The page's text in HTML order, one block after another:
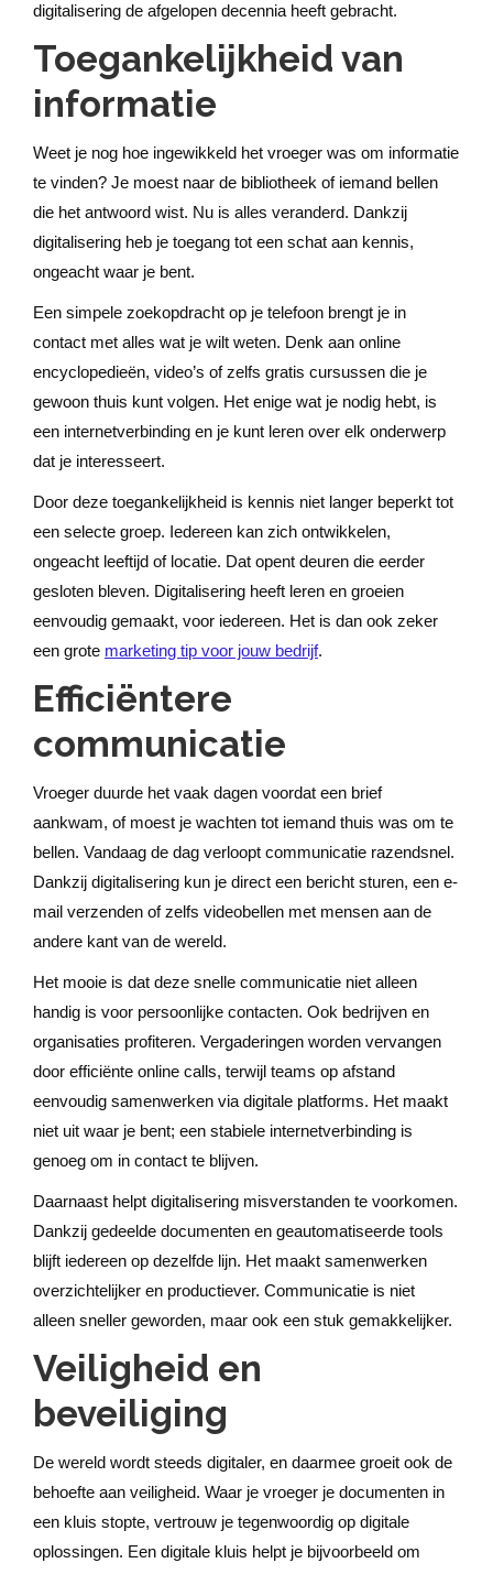
digitalisering de afgelopen decennia heeft gebracht.
Toegankelijkheid van
informatie
Weet je nog hoe ingewikkeld het vroeger was om informatie
te vinden? Je moest naar de bibliotheek of iemand bellen
die het antwoord wist. Nu is alles veranderd. Dankzij
digitalisering heb je toegang tot een schat aan kennis,
ongeacht waar je bent.
Een simpele zoekopdracht op je telefoon brengt je in
contact met alles wat je wilt weten. Denk aan online
encyclopedieën, video’s of zelfs gratis cursussen die je
gewoon thuis kunt volgen. Het enige wat je nodig hebt, is
een internetverbinding en je kunt leren over elk onderwerp
dat je interesseert.
Door deze toegankelijkheid is kennis niet langer beperkt tot
een selecte groep. Iedereen kan zich ontwikkelen,
ongeacht leeftijd of locatie. Dat opent deuren die eerder
gesloten bleven. Digitalisering heeft leren en groeien
eenvoudig gemaakt, voor iedereen. Het is dan ook zeker
een grote marketing tip voor jouw bedrijf.
Efficiëntere
communicatie
Vroeger duurde het vaak dagen voordat een brief
aankwam, of moest je wachten tot iemand thuis was om te
bellen. Vandaag de dag verloopt communicatie razendsnel.
Dankzij digitalisering kun je direct een bericht sturen, een e-
mail verzenden of zelfs videobellen met mensen aan de
andere kant van de wereld.
Het mooie is dat deze snelle communicatie niet alleen
handig is voor persoonlijke contacten. Ook bedrijven en
organisaties profiteren. Vergaderingen worden vervangen
door efficiënte online calls, terwijl teams op afstand
eenvoudig samenwerken via digitale platforms. Het maakt
niet uit waar je bent; een stabiele internetverbinding is
genoeg om in contact te blijven.
Daarnaast helpt digitalisering misverstanden te voorkomen.
Dankzij gedeelde documenten en geautomatiseerde tools
blijft iedereen op dezelfde lijn. Het maakt samenwerken
overzichtelijker en productiever. Communicatie is niet
alleen sneller geworden, maar ook een stuk gemakkelijker.
Veiligheid en
beveiliging
De wereld wordt steeds digitaler, en daarmee groeit ook de
behoefte aan veiligheid. Waar je vroeger je documenten in
een kluis stopte, vertrouw je tegenwoordig op digitale
oplossingen. Een digitale kluis helpt je bijvoorbeeld om